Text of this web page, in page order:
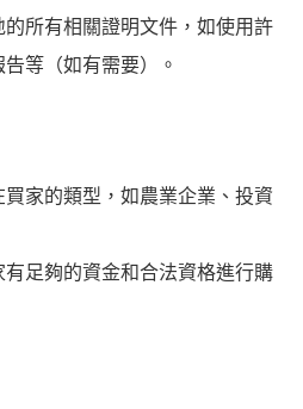
的所有相關證明文件，如使用許
等（如有需要）。
買家的類型，如農業企業、投資
有足夠的資金和合法資格進行購